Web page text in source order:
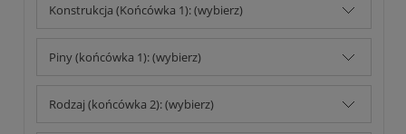
Konstrukcja (Końcówka 1): (wybierz)
Piny (końcówka 1): (wybierz)
Rodzaj (końcówka 2): (wybierz)